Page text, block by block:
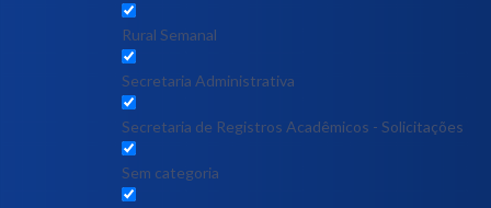
Rural Semanal
Secretaria Administrativa
Secretaria de Registros Acadêmicos - Solicitações
Sem categoria